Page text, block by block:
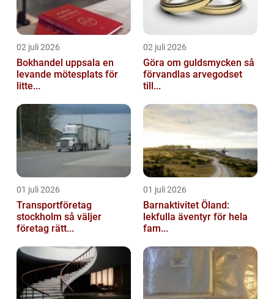
02 juli 2026
Bokhandel uppsala en
levande mötesplats för
litte...
02 juli 2026
Göra om guldsmycken så
förvandlas arvegodset
till...
01 juli 2026
Transportföretag
stockholm så väljer
företag rätt...
01 juli 2026
Barnaktivitet Öland:
lekfulla äventyr för hela
fam...